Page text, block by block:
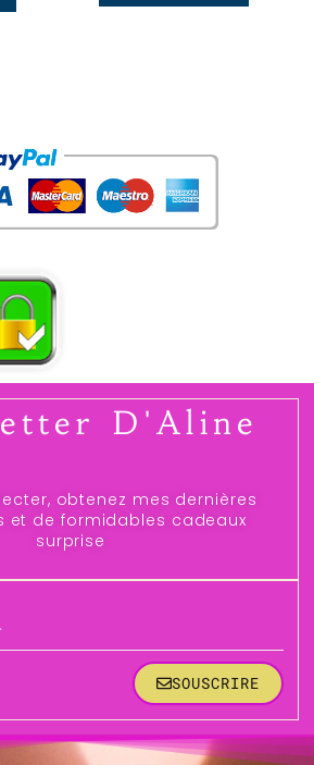
D'Aline
obtenez mes dernières
et de formidables cadeaux
surprise
SOUSCRIRE